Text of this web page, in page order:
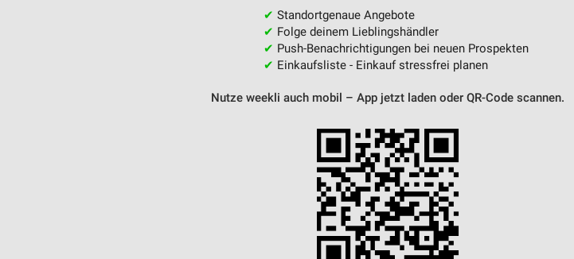
✔ Standortgenaue Angebote
✔ Folge deinem Lieblingshändler
✔ Push-Benachrichtigungen bei neuen Prospekten
✔ Einkaufsliste - Einkauf stressfrei planen
Nutze weekli auch mobil – App jetzt laden oder QR-Code scannen.
Verwendung reduzierter Daten zur Auswahl von Inhalten
Geräte anhand von aktiv angeforderten Informationen identifizieren